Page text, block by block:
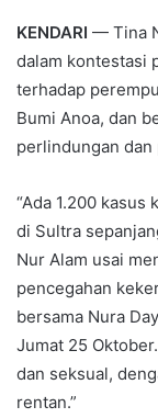
KENDARI — Tina
dalam kontestasi
terhadap
Bumi Anoa, dan
perlindungan dan
“Ada 1.200
di Sultra
Nur Alam usai
pencegahan
bersama Nura
Jumat 25
dan seksual,
rentan.”